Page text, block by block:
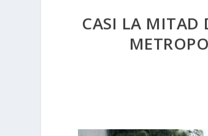
CASI LA MITAD